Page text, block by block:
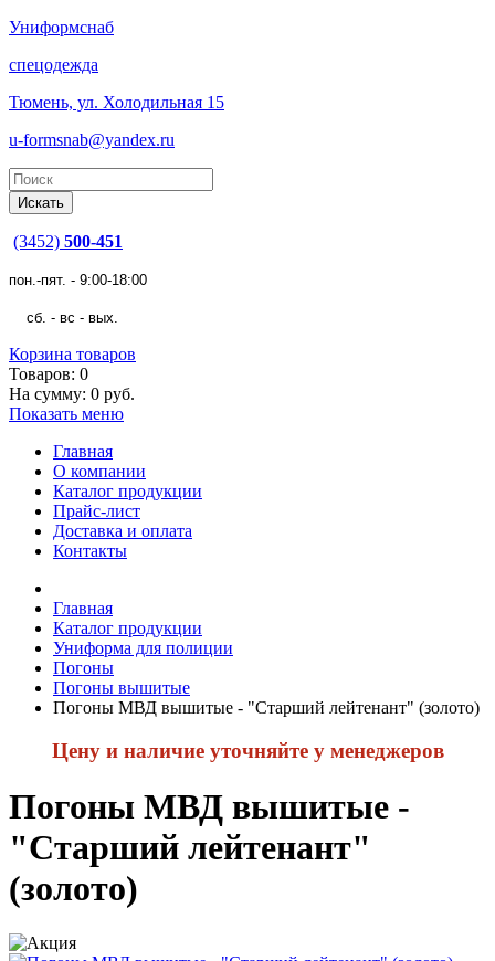
Униформснаб
спецодежда
Тюмень, ул. Холодильная 15
u-formsnab@yandex.ru
(3452) 500-451
пон.-пят. - 9:00-18:00
сб. - вс - вых.
Корзина товаров
Товаров: 0
На сумму: 0 руб.
Показать меню
Главная
О компании
Каталог продукции
Прайс-лист
Доставка и оплата
Контакты
Главная
Каталог продукции
Униформа для полиции
Погоны
Погоны вышитые
Погоны МВД вышитые - "Старший лейтенант" (золото)
Цену и наличие уточняйте у менеджеров
Погоны МВД вышитые -
"Старший лейтенант"
(золото)